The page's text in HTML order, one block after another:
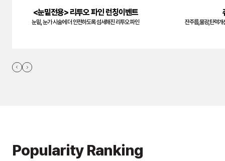
<눈밑전용> 리투오 파인 런칭이벤트
눈밑, 눈가 시술에 더 안전하도록 섬세해진 리투오 파인 잔주름,물광,탄력개
Popularity Ranking